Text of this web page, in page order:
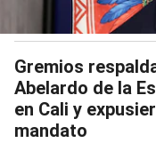
Gremios
Abelardo de la
en Cali y
mandato